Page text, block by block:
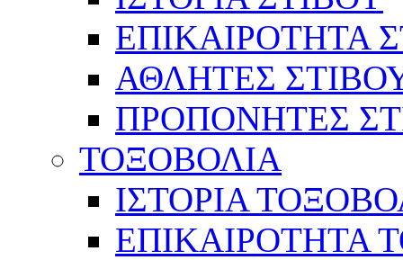
ΕΠΙΚΑΙΡΟΤΗΤΑ
ΑΘΛΗΤΕΣ
ΠΡΟΠΟΝΗΤΕΣ
ΤΟΞΟΒΟΛΙΑ
ΙΣΤΟΡΙΑ
ΕΠΙΚΑΙΡΟΤΗΤΑ